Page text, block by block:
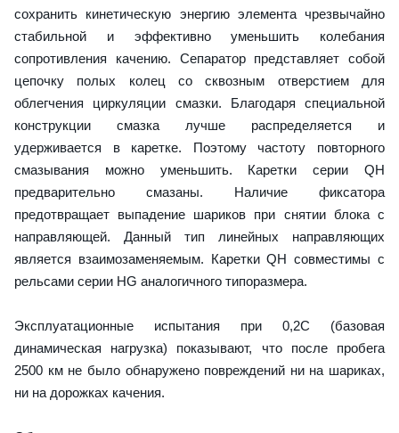
сохранить кинетическую энергию элемента чрезвычайно
стабильной и эффективно уменьшить колебания
сопротивления качению. Сепаратор представляет собой
цепочку полых колец со сквозным отверстием для
облегчения циркуляции смазки. Благодаря специальной
конструкции смазка лучше распределяется и
удерживается в каретке. Поэтому частоту повторного
смазывания можно уменьшить. Каретки серии QH
предварительно смазаны. Наличие фиксатора
предотвращает выпадение шариков при снятии блока с
направляющей. Данный тип линейных направляющих
является взаимозаменяемым. Каретки QH совместимы с
рельсами серии HG аналогичного типоразмера.
Эксплуатационные испытания при 0,2C (базовая
динамическая нагрузка) показывают, что после пробега
2500 км не было обнаружено повреждений ни на шариках,
ни на дорожках качения.